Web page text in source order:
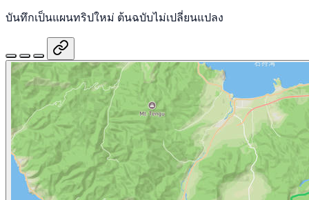
บันทึกเป็นแผนทริปใหม่ ต้นฉบับไม่เปลี่ยนแปลง